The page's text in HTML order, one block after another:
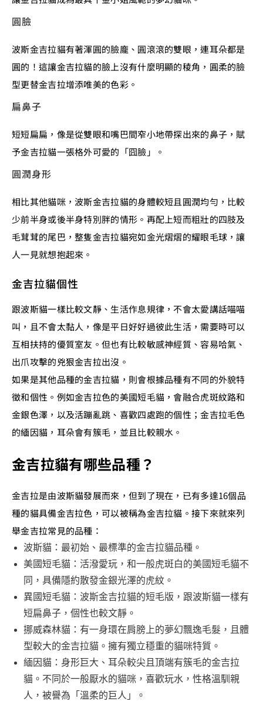
圓臉
波斯金吉拉貓有著渾圓的臉龐、圓滾滾的雙眼，連耳朵都是
圓的！這讓金吉拉貓的臉上沒有什麼明顯的稜角，圓柔的臉
型更替金吉拉增添唯美的色彩。
扁鼻子
短短扁扁，像是從雙眼和嘴巴間窄小地帶探出來的鼻子，賦
予金吉拉貓一張格外可愛的「囧臉」。
圓潤身形
相比其他貓咪，波斯金吉拉貓的身體較短且圓潤均勻，比較
少前半身或後半身特別胖的情形。再配上短而粗壯的四肢及
毛茸茸的尾巴，整隻金吉拉貓宛如金光熠熠的耀眼毛球，讓
人一見就想抱起來。
金吉拉貓個性
跟波斯貓一樣比較文靜、生活作息規律，不會太愛講話喵喵
叫，且不會太黏人，像是平日好好過彼此生活，需要時可以
互相扶持的優質室友。但也有比較敏感神經質、容易哈氣、
出爪攻擊的兇狠金吉拉出沒。
如果是其他品種的金吉拉貓，則會根據品種有不同的外貌特
徵和個性。例如金吉拉色的美國短毛貓，會融合虎斑紋路和
金銀色澤，以及活蹦亂跳、喜歡四處跑的個性；金吉拉毛色
的緬因貓，耳朵會有簇毛，並且比較親水。
金吉拉貓有哪些品種？
金吉拉是由波斯貓發展而來，但到了現在，已有多達16個品
種的貓具備金吉拉色，可以被稱為金吉拉貓。接下來就來列
舉金吉拉常見的品種：
波斯貓：最初始、最標準的金吉拉貓品種。
美國短毛貓：活潑愛玩，和一般虎斑白的美國短毛貓不
同，具備隱約散發金銀光澤的虎紋。
異國短毛貓：波斯金吉拉貓的短毛版，跟波斯貓一樣有
短扁鼻子，個性也較文靜。
挪威森林貓：有一身環在肩膀上的夢幻飄逸毛髮，且體
型較大的金吉拉貓。擁有獨立穩重的貓咪特質。
緬因貓：身形巨大、耳朵較尖且頂端有簇毛的金吉拉
貓。不同於一般厭水的貓咪，喜歡玩水，性格溫馴親
人，被譽為「溫柔的巨人」。